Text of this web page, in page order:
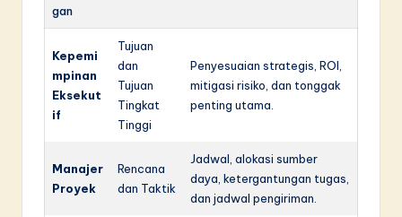
gan
Kepemi
mpinan
Eksekut
if
Tujuan
dan
Tujuan
Tingkat
Tinggi
Penyesuaian strategis, ROI,
mitigasi risiko, dan tonggak
penting utama.
Manajer
Proyek
Rencana
dan Taktik
Jadwal, alokasi sumber
daya, ketergantungan tugas,
dan jadwal pengiriman.